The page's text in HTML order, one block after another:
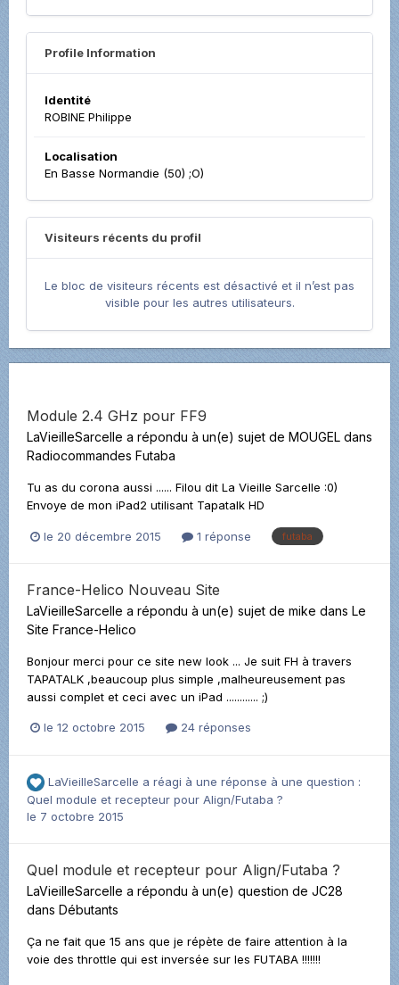
Profile Information
Identité
ROBINE Philippe
Localisation
En Basse Normandie (50) ;O)
Visiteurs récents du profil
Le bloc de visiteurs récents est désactivé et il n’est pas
visible pour les autres utilisateurs.
Module 2.4 GHz pour FF9
LaVieilleSarcelle a répondu à un(e) sujet de MOUGEL dans
Radiocommandes Futaba
Tu as du corona aussi ...... Filou dit La Vieille Sarcelle :0)
Envoye de mon iPad2 utilisant Tapatalk HD
le 20 décembre 2015 1 réponse futaba
France-Helico Nouveau Site
LaVieilleSarcelle a répondu à un(e) sujet de mike dans Le
Site France-Helico
Bonjour merci pour ce site new look ... Je suit FH à travers
TAPATALK ,beaucoup plus simple ,malheureusement pas
aussi complet et ceci avec un iPad ............ ;)
le 12 octobre 2015 24 réponses
LaVieilleSarcelle a réagi à une réponse à une question :
Quel module et recepteur pour Align/Futaba ?
le 7 octobre 2015
Quel module et recepteur pour Align/Futaba ?
LaVieilleSarcelle a répondu à un(e) question de JC28
dans Débutants
Ça ne fait que 15 ans que je répète de faire attention à la
voie des throttle qui est inversée sur les FUTABA !!!!!!!